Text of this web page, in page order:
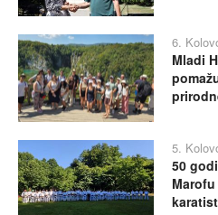
6.
Mladi
5.
50